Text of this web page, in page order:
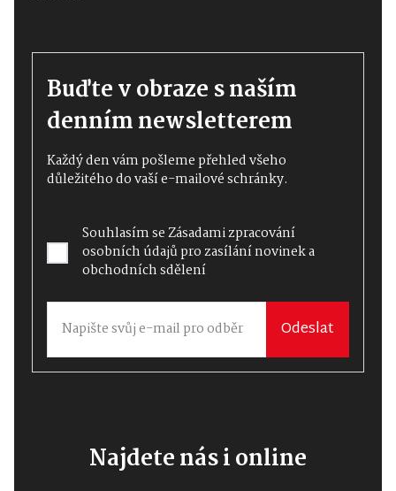
Buďte v obraze s naším
denním newsletterem
Každý den vám pošleme přehled všeho
důležitého do vaší e-mailové schránky.
Souhlasím seZásadami zpracování
osobních údajůpro zasílání novinek a
obchodních sdělení
Odeslat
Najdete nás i online